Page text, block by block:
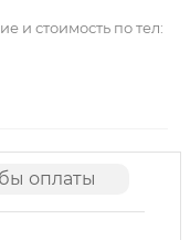
и стоимость по тел:
оплаты